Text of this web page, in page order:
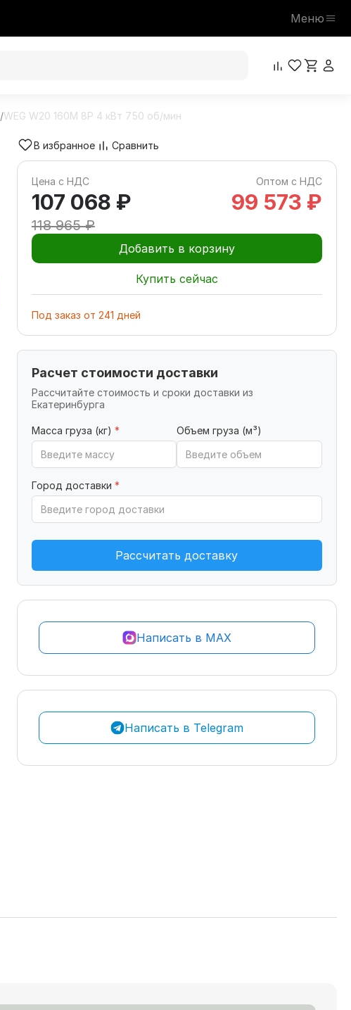
Меню
118 965 ₽
/WEG W20 160M 8P 4 кВт 750 об/мин
В избранное Сравнить
Цена с НДС Оптом с НДС
107 068 ₽
118 965 ₽
99 573 ₽
Добавить в корзину
Купить сейчас
Под заказ от 241 дней
Расчет стоимости доставки
Рассчитайте стоимость и сроки доставки из
Екатеринбурга
Масса груза (кг) * Объем груза (м³)
Город доставки *
Рассчитать доставку
Написать в MAX
Написать в Telegram